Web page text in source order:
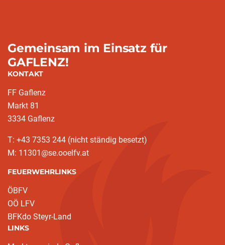
Gemeinsam im Einsatz für
GAFLENZ!
KONTAKT
FF Gaflenz
Markt 81
3334 Gaflenz
T: +43 7353 244 (nicht ständig besetzt)
M: 11301@se.ooelfv.at
FEUERWEHRLINKS
ÖBFV
OÖ LFV
BFKdo Steyr-Land
LINKS